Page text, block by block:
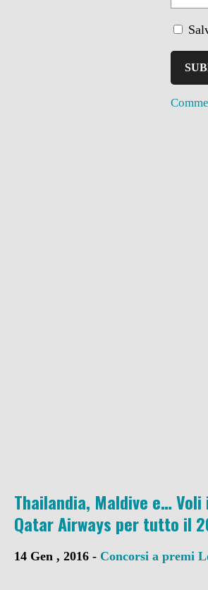
Thailandia, Maldive e…
Qatar Airways per tutto il
14 Gen , 2016 - Concorsi a premi